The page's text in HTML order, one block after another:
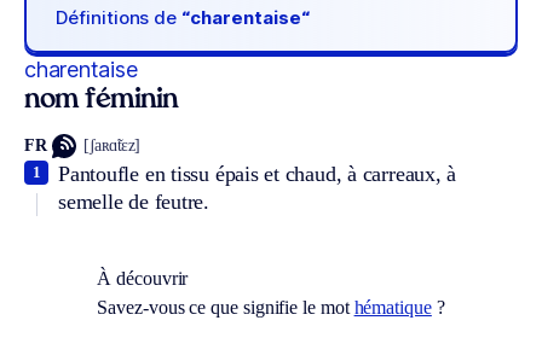
Définitions de “charentaise“
charentaise
nom féminin
FR [ʃaʀɑ̃tɛz]
Pantoufle en tissu épais et chaud, à carreaux, à
semelle de feutre.
1
À découvrir
Savez-vous ce que signifie le mot hématique?